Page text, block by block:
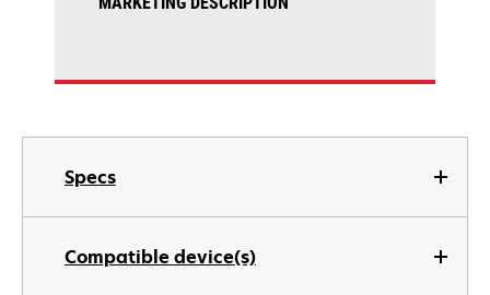
Specs
Compatible device(s)